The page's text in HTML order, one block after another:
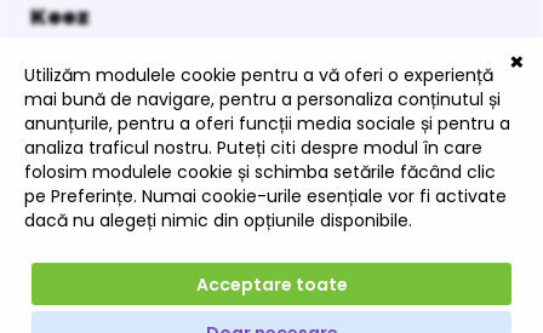
Keez
Termeni și condiții
Politică utilizare Cookie-uri
Politica de confidențialitate
Cookie settings
Abonează-te la Newsletter